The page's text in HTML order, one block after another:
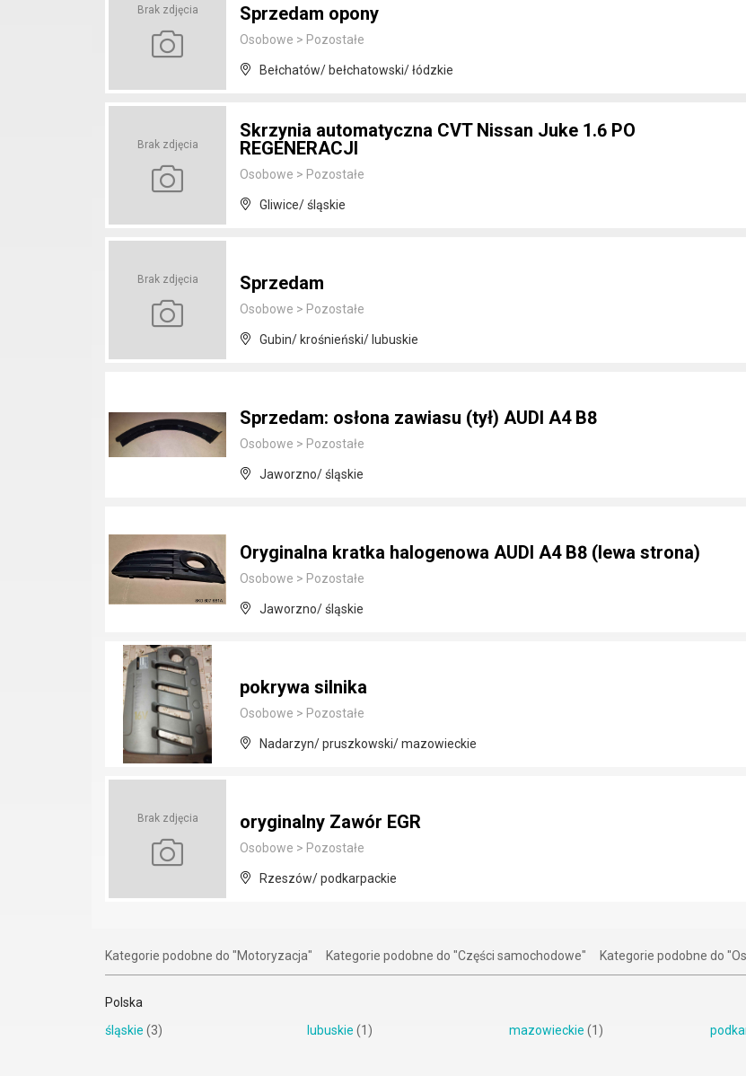
Brak zdjęcia Sprzedam opony
Osobowe > Pozostałe
Bełchatów/ bełchatowski/ łódzkie
Brak zdjęcia
Skrzynia automatyczna CVT Nissan Juke 1.6 PO
REGENERACJI
Osobowe > Pozostałe
Gliwice/ śląskie
Brak zdjęcia Sprzedam
Osobowe > Pozostałe
Gubin/ krośnieński/ lubuskie
Sprzedam: osłona zawiasu (tył) AUDI A4 B8
Osobowe > Pozostałe
Jaworzno/ śląskie
Oryginalna kratka halogenowa AUDI A4 B8 (lewa strona)
Osobowe > Pozostałe
Jaworzno/ śląskie
pokrywa silnika
Osobowe > Pozostałe
Nadarzyn/ pruszkowski/ mazowieckie
Brak zdjęcia oryginalny Zawór EGR
Osobowe > Pozostałe
Rzeszów/ podkarpackie
Kategorie podobne do "Motoryzacja" Kategorie podobne do "Części samochodowe" Kategorie podobne do
Polska
śląskie (3) lubuskie (1) mazowieckie (1)